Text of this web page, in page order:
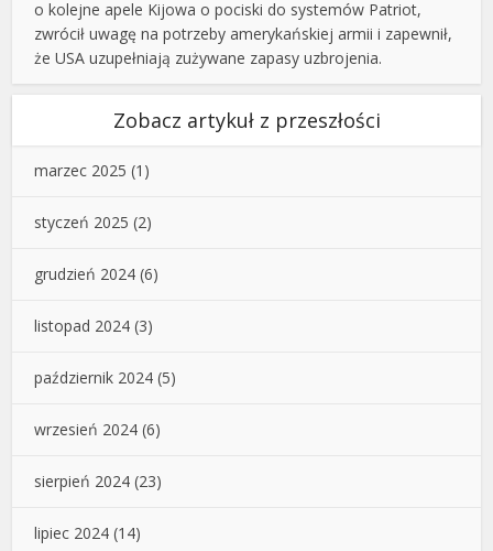
o kolejne apele Kijowa o pociski do systemów Patriot,
zwrócił uwagę na potrzeby amerykańskiej armii i zapewnił,
że USA uzupełniają zużywane zapasy uzbrojenia.
Zobacz artykuł z przeszłości
marzec 2025 (1)
styczeń 2025 (2)
grudzień 2024 (6)
listopad 2024 (3)
październik 2024 (5)
wrzesień 2024 (6)
sierpień 2024 (23)
lipiec 2024 (14)